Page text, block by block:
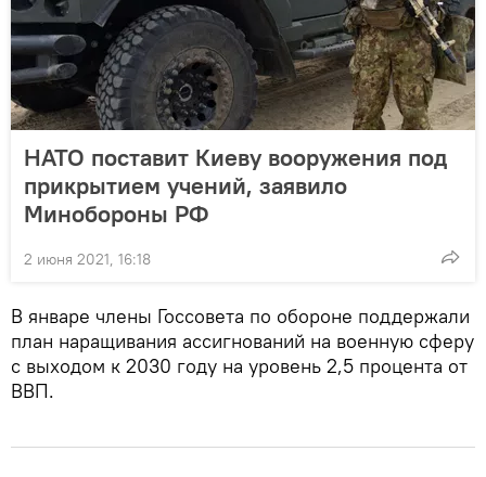
НАТО поставит Киеву вооружения под
прикрытием учений, заявило
Минобороны РФ
2 июня 2021, 16:18
В январе члены Госсовета по обороне поддержали
план наращивания ассигнований на военную сферу
с выходом к 2030 году на уровень 2,5 процента от
ВВП.